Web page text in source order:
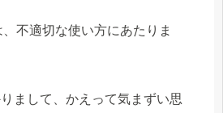
不適切な使い方にあたりま
まして、かえって気まずい思